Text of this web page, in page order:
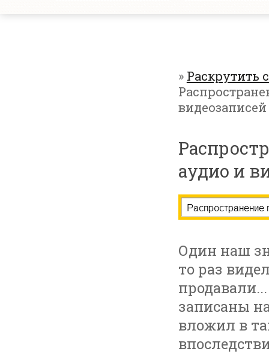
» Раскрутить
видеозаписей
аудио и
Один наш
то раз
записаны
вложил в